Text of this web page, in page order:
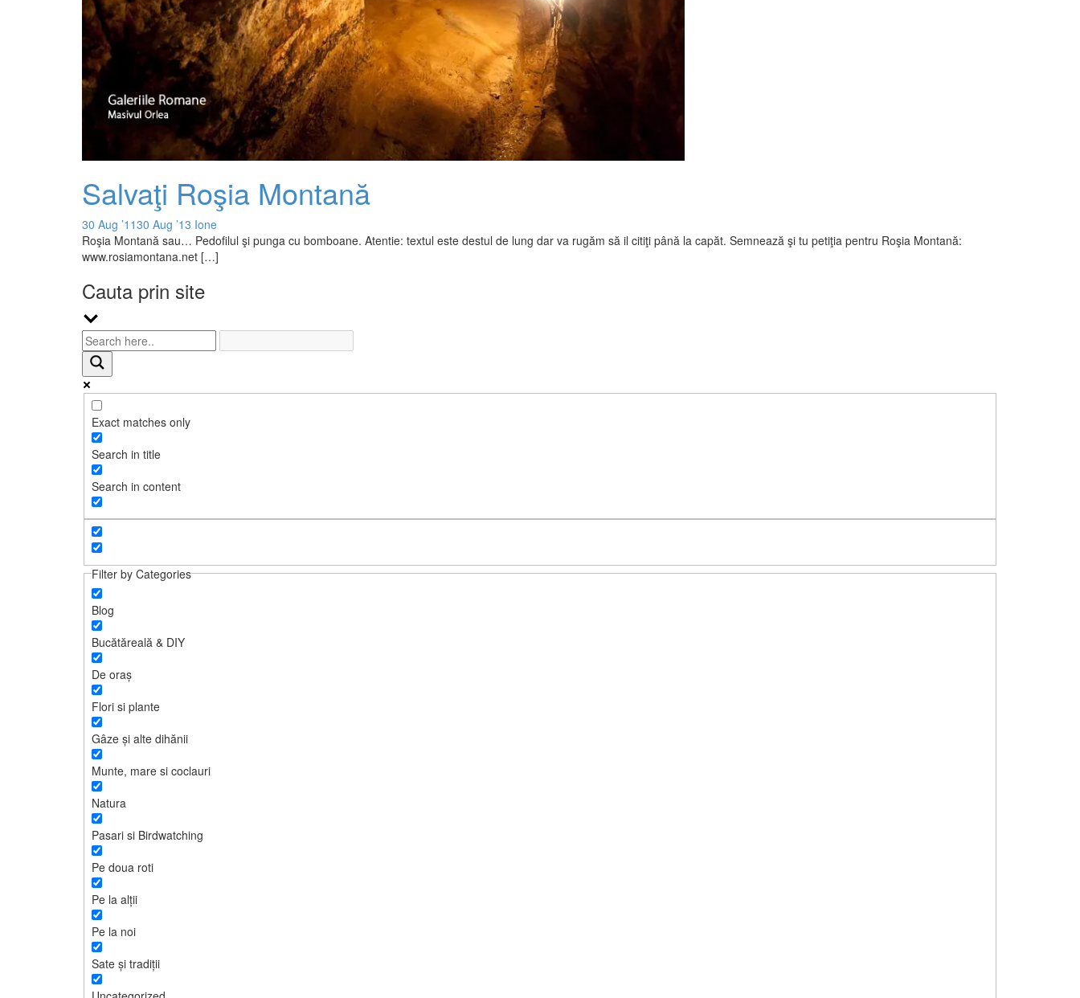
Salvaţi Roşia Montană
30 Aug ’1130 Aug ’13 Ione
Roşia Montană sau… Pedofilul şi punga cu bomboane. Atentie: textul este destul de lung dar va rugăm să il citiţi până la capăt. Semnează şi tu petiţia pentru Roşia Montană:
www.rosiamontana.net […]
Cauta prin site
Exact matches only
Search in title
Search in content
Filter by Categories
Blog
Bucătăreală & DIY
De oraș
Flori si plante
Gâze și alte dihănii
Munte, mare si coclauri
Natura
Pasari si Birdwatching
Pe doua roti
Pe la alții
Pe la noi
Sate și tradiții